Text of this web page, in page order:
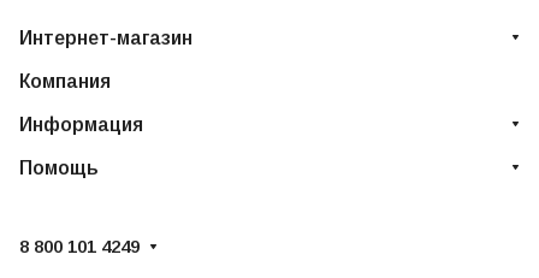
Интернет-магазин
Компания
Информация
Помощь
8 800 101 4249